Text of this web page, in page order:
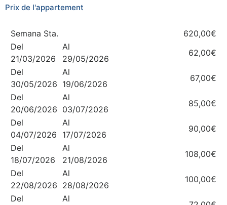
Prix de l'appartement
Semana Sta.
620,00€
Del
21/03/2026
Al
29/05/2026
62,00€
Del
30/05/2026
Al
19/06/2026
67,00€
Del
20/06/2026
Al
03/07/2026
85,00€
Del
04/07/2026
Al
17/07/2026
90,00€
Del
18/07/2026
Al
21/08/2026
108,00€
Del
22/08/2026
Al
28/08/2026
100,00€
Del
Al